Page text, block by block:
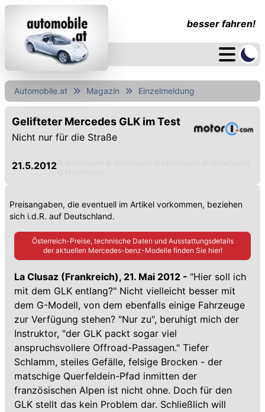
besser fahren!
Automobile.at Magazin Einzelmeldung
Gelifteter Mercedes GLK im Test
Nicht nur für die Straße
21.5.2012
Preisangaben, die eventuell im Artikel vorkommen, beziehen
sich i.d.R. auf Deutschland.
Österreich-Preise, technische Daten und Ausstattungsdetails
der aktuellen Mercedes-benz-Modelle finden Sie hier!
La Clusaz (Frankreich), 21. Mai 2012 - "Hier soll ich
mit dem GLK entlang?" Nicht vielleicht besser mit
dem G-Modell, von dem ebenfalls einige Fahrzeuge
zur Verfügung stehen? "Nur zu", beruhigt mich der
Instruktor, "der GLK packt sogar viel
anspruchsvollere Offroad-Passagen." Tiefer
Schlamm, steiles Gefälle, felsige Brocken - der
matschige Querfeldein-Pfad inmitten der
französischen Alpen ist nicht ohne. Doch für den
GLK stellt das kein Problem dar. Schließlich will